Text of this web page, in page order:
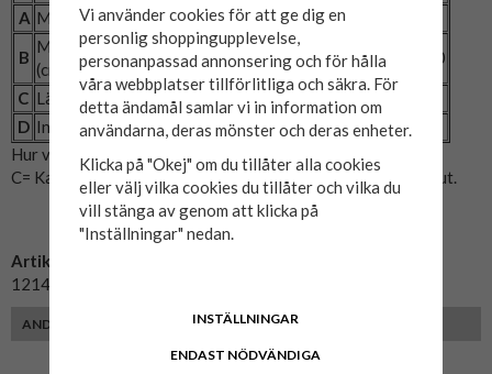
A Midjemått (cm) 74 76 80 84
B
Midjemått utsträckt
(cm)
94 98 102 106 110 116 120
C Längd (cm) 32 33 33 33
D Innerbenslängd (cm) 10 10 10 10 10 10
Hur vi mätt: A= Midjemått. B= Midjemått utsträckt.
C= Kalsongens totala längd. D = Söm bredvid gren till benslut.
Artikelnummer:
12147591-2
ANDRA FÄRGER
Vi använder cookies för att ge dig en
personlig shoppingupplevelse,
personanpassad annonsering och för hålla
våra webbplatser tillförlitliga och säkra. För
detta ändamål samlar vi in information om
användarna, deras mönster och deras enheter.
Klicka på "Okej" om du tillåter alla cookies
eller välj vilka cookies du tillåter och vilka du
vill stänga av genom att klicka på
"Inställningar" nedan.
INSTÄLLNINGAR
ENDAST NÖDVÄNDIGA